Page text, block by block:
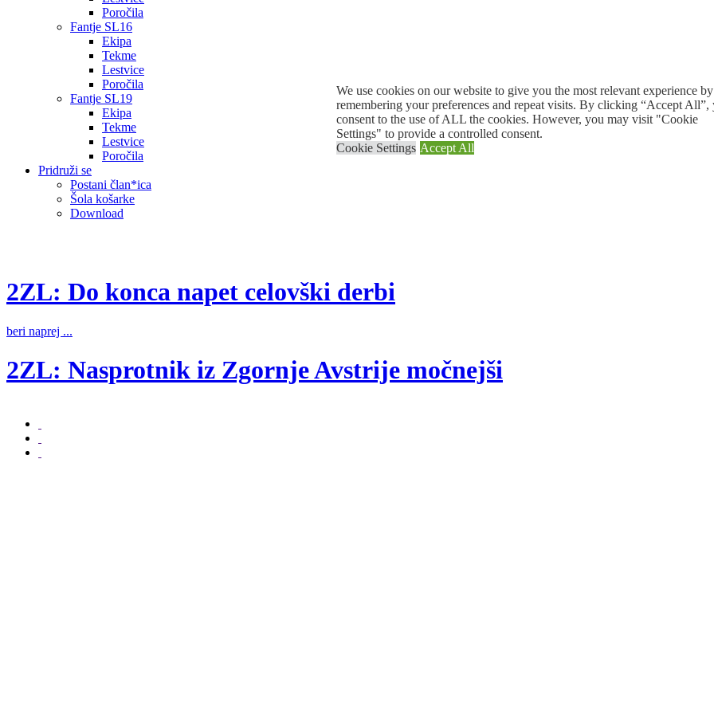
Poročila
Fantje SL16
Ekipa
Tekme
Lestvice
Poročila
Fantje SL19
Ekipa
Tekme
Lestvice
Poročila
Pridruži se
Postani član*ica
Šola košarke
Download
2ZL: Do konca napet celovški derbi
beri naprej ...
2ZL: Nasprotnik iz Zgornje Avstrije močnejši
We use cookies on our website to give you the most relevant experience by
remembering your preferences and repeat visits. By clicking “Accept All”,
consent to the use of ALL the cookies. However, you may visit "Cookie
Settings" to provide a controlled consent.
Cookie Settings Accept All